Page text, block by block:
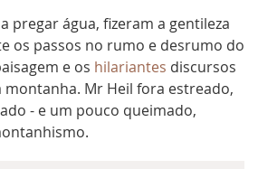
pregar água, fizeram a gentileza
os passos no rumo e desrumo do
e os hilariantes discursos
Mr Heil fora estreado,
- e um pouco queimado,